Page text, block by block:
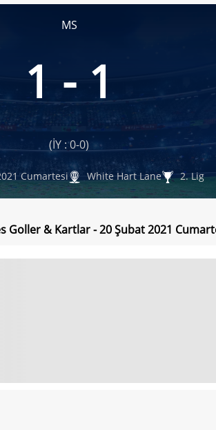
MS
1 - 1
(İY : 0-0)
Cumartesi White Hart Lane 2. Lig
Goller & Kartlar - 20 Şubat 2021